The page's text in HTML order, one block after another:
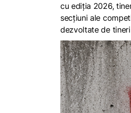
cu ediția 2026,
secțiuni ale
dezvoltate de